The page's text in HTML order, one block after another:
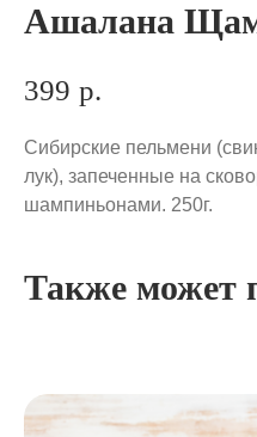
Ашалана
399 р.
Сибирские пельмени
лук), запеченные на
шампиньонами. 250г.
Также может